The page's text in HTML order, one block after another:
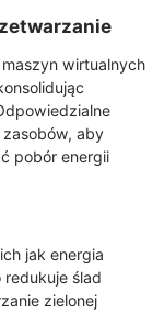
wirtualnych
aby
pobór energii
jak energia
ślad
zielonej